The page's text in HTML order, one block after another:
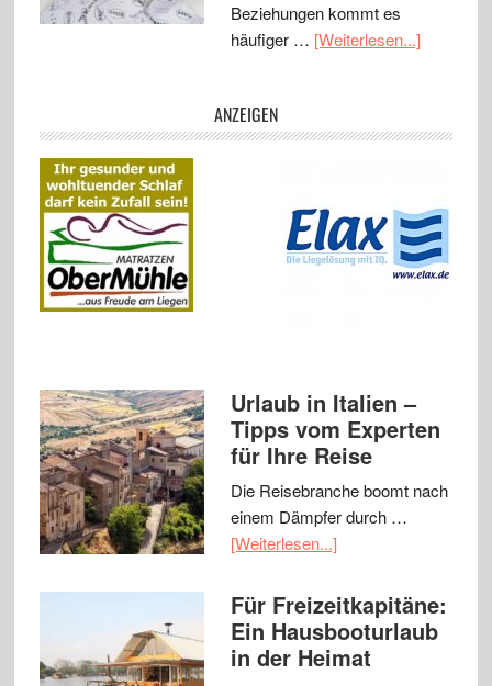
Beziehungen kommt es
häufiger … [Weiterlesen...]
ANZEIGEN
Urlaub in Italien –
Tipps vom Experten
für Ihre Reise
Die Reisebranche boomt nach
einem Dämpfer durch …
[Weiterlesen...]
Für Freizeitkapitäne:
Ein Hausbooturlaub
in der Heimat